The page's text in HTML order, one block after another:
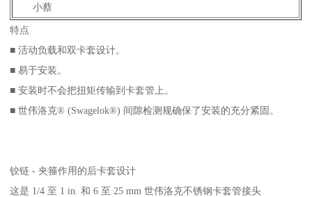
小蔡
特点
■ 活动负载和双卡套设计。
■ 易于安装。
■ 安装时不会把扭矩传输到卡套管上。
■ 世伟洛克® (Swagelok®) 间隙检测规确保了安装的充分紧固。
铰链 - 夹箍作用的后卡套设计
这是 1/4 至 1 in. 和 6 至 25 mm 世伟洛克不锈钢卡套管接头